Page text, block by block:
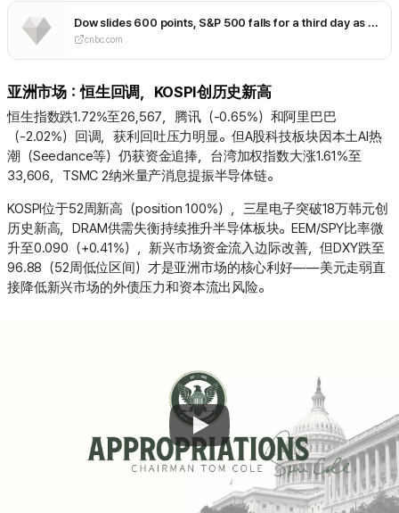
Dow slides 600 points, S&P 500 falls for a third day as AI disruption fears rattle markets: Live updates
cnbc.com
亚洲市场：恒生回调，KOSPI创历史新高
恒生指数跌1.72%至26,567，腾讯（-0.65%）和阿里巴巴
（-2.02%）回调，获利回吐压力明显。但A股科技板块因本土AI热
潮（Seedance等）仍获资金追捧，台湾加权指数大涨1.61%至
33,606，TSMC 2纳米量产消息提振半导体链。
KOSPI位于52周新高（position 100%），三星电子突破18万韩元创
历史新高，DRAM供需失衡持续推升半导体板块。EEM/SPY比率微
升至0.090（+0.41%），新兴市场资金流入边际改善，但DXY跌至
96.88（52周低位区间）才是亚洲市场的核心利好——美元走弱直
接降低新兴市场的外债压力和资本流出风险。